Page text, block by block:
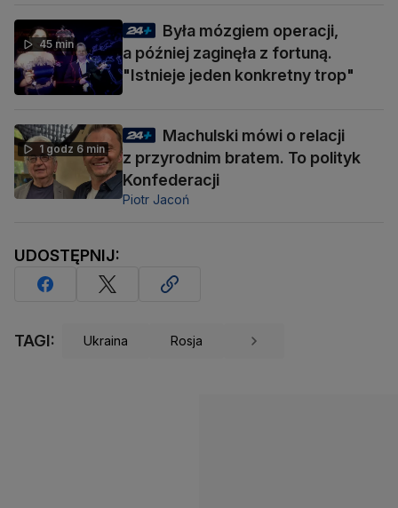
45 min
Była mózgiem operacji,
a później zaginęła z fortuną.
"Istnieje jeden konkretny trop"
1 godz 6 min
Machulski mówi o relacji
z przyrodnim bratem. To polityk
Konfederacji
Piotr Jacoń
UDOSTĘPNIJ:
TAGI: Ukraina Rosja